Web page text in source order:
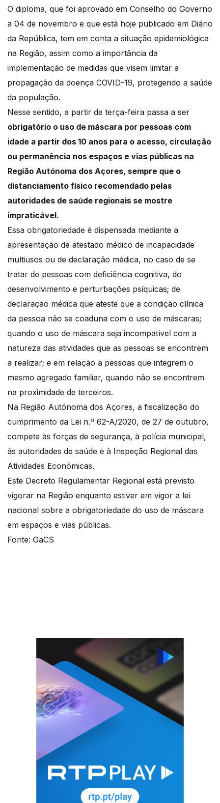
O diploma, que foi aprovado em Conselho do Governo
a 04 de novembro e que está hoje publicado em Diário
da República, tem em conta a situação epidemiológica
na Região, assim como a importância da
implementação de medidas que visem limitar a
propagação da doença COVID-19, protegendo a saúde
da população.
Nesse sentido, a partir de terça-feira passa a ser
obrigatório o uso de máscara por pessoas com
idade a partir dos 10 anos para o acesso, circulação
ou permanência nos espaços e vias públicas na
Região Autónoma dos Açores, sempre que o
distanciamento físico recomendado pelas
autoridades de saúde regionais se mostre
impraticável.
Essa obrigatoriedade é dispensada mediante a
apresentação de atestado médico de incapacidade
multiusos ou de declaração médica, no caso de se
tratar de pessoas com deficiência cognitiva, do
desenvolvimento e perturbações psíquicas; de
declaração médica que ateste que a condição clínica
da pessoa não se coaduna com o uso de máscaras;
quando o uso de máscara seja incompatível com a
natureza das atividades que as pessoas se encontrem
a realizar; e em relação a pessoas que integrem o
mesmo agregado familiar, quando não se encontrem
na proximidade de terceiros.
Na Região Autónoma dos Açores, a fiscalização do
cumprimento da Lei n.º 62-A/2020, de 27 de outubro,
compete às forças de segurança, à polícia municipal,
às autoridades de saúde e à Inspeção Regional das
Atividades Económicas.
Este Decreto Regulamentar Regional está previsto
vigorar na Região enquanto estiver em vigor a lei
nacional sobre a obrigatoriedade do uso de máscara
em espaços e vias públicas.
Fonte: GaCS